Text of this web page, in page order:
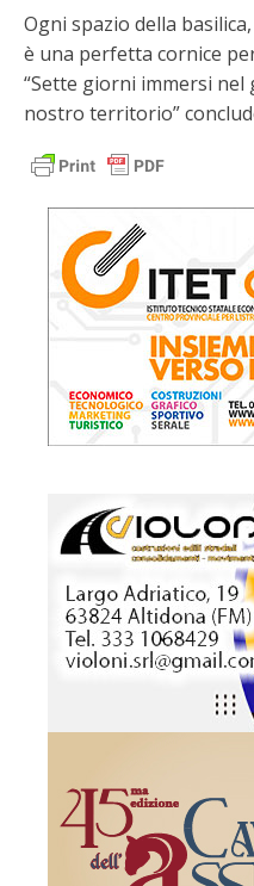
Ogni spazio della
è una perfetta cornice
“Sette giorni immersi nel
nostro territorio”